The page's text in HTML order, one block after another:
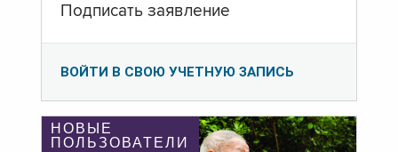
Подписать заявление
ВОЙТИ В СВОЮ УЧЕТНУЮ ЗАПИСЬ
НОВЫЕ
ПОЛЬЗОВАТЕЛИ